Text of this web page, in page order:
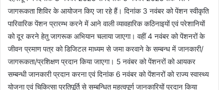
l
जागरूकता शिविर के आयोजन किए जा रहे हैं। दिनांक 3 नवंबर को पेंशन स्वीकृति
पारिवारिक पेंशन प्रारम्भ करने में आने वाली व्यावहारिक कठिनाइयों एवं परेशानियों
को दूर करने हेतु जागरूक अभियान चलाया जाएगा। वहीं 4 नवंबर को पेंशनरों के
जीवन प्रमाण पत्र को डिजिटल माध्यम से जमा करवाने के सम्बन्ध में जानकारी/
जागरूकता/प्रशिक्षण प्रदान किया जाएगा। 5 नवंबर को पेंशनरों को आयकर
सम्बन्धी जानकारी प्रदान करना एवं दिनांक 6 नवंबर को पेंशनरों को राज्य स्वास्थ्य
योजना एवं चिकित्सा प्रतिपूर्ति से सम्बन्धित महत्वपूर्ण जानकारियों प्रदान किया